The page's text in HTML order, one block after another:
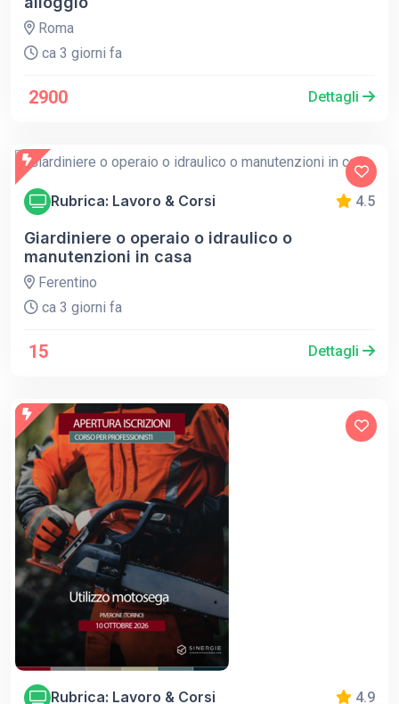
Roma
ca 3 giorni fa
2900 Dettagli
Rubrica: Lavoro & Corsi 4.5
Giardiniere o operaio o idraulico o
manutenzioni in casa
Ferentino
ca 3 giorni fa
15 Dettagli
Rubrica: Lavoro & Corsi 4.9